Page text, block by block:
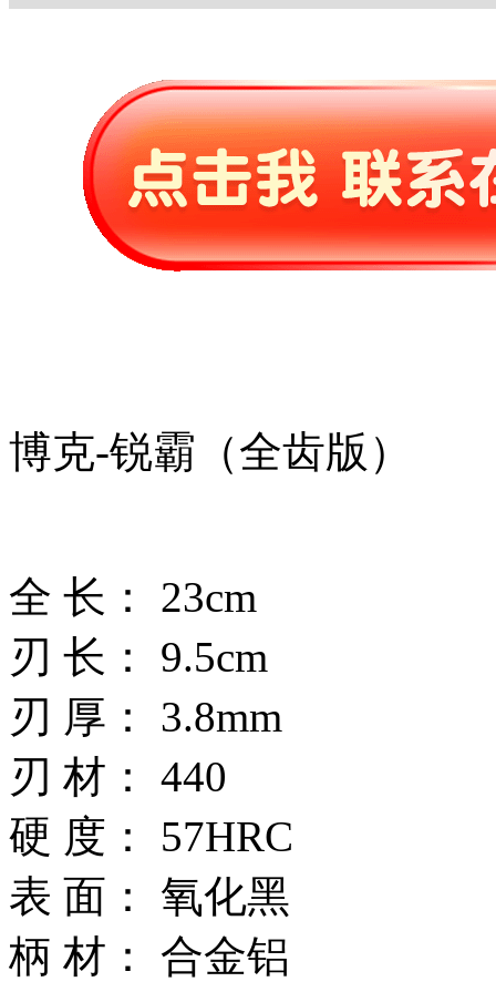
博克-锐霸（全齿版）
全 长： 23cm
刃 长： 9.5cm
刃 厚： 3.8mm
刃 材： 440
硬 度： 57HRC
表 面： 氧化黑
柄 材： 合金铝